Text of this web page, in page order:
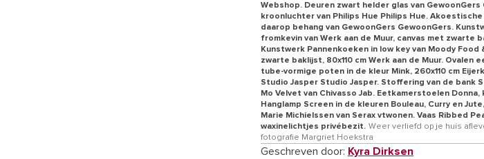
Webshop. Deuren zwart helder glas van
kroonluchter van Philips Hue Philips Hue.
daarop behang van GewoonGers GewoonGers.
fromkevin van Werk aan de Muur, canvas met zwarte
Kunstwerk Pannenkoeken in low key van Moody Food
zwarte baklijst, 80x110 cm Werk aan de Muur.
tube-vormige poten in de kleur Mink, 260x110 cm
Studio Jasper Studio Jasper. Stoffering van de bank
Mo Velvet van Chivasso Jab. Eetkamerstoelen
Hanglamp Screen in de kleuren Bouleau, Curry en
Marie Michielssen van Serax vtwonen. Vaas Ribbed
waxinelichtjes privébezit. Weer verliefd op je huis
fotografie Margriet Hoekstra
Geschreven door: Kyra Dirksen